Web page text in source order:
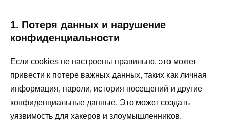
1. Потеря данных и нарушение
конфиденциальности
Если cookies не настроены правильно, это может
привести к потере важных данных, таких как личная
информация, пароли, история посещений и другие
конфиденциальные данные. Это может создать
уязвимость для хакеров и злоумышленников.